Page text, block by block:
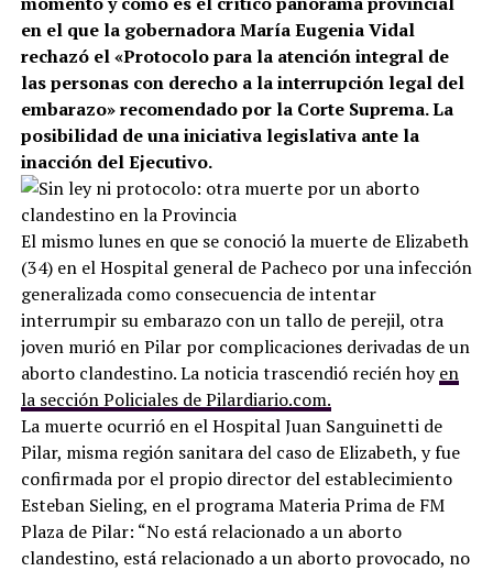
en el que la gobernadora María Eugenia Vidal
rechazó el «Protocolo para la atención integral de
las personas con derecho a la interrupción legal del
embarazo» recomendado por la Corte Suprema.La
posibilidad de una iniciativa legislativa ante la
inacción del Ejecutivo.
El mismo lunes en que se conoció la muerte de Elizabeth
(34) en el Hospital general de Pacheco por una infección
generalizada como consecuencia de intentar
interrumpir su embarazo con un tallo de perejil, otra
joven murió en Pilar por complicaciones derivadas de un
aborto clandestino. La noticia trascendió recién hoyen
la sección Policiales de Pilardiario.com.
La muerte ocurrió en el Hospital Juan Sanguinetti de
Pilar, misma región sanitara del caso de Elizabeth, y fue
confirmada por el propio director del establecimiento
Esteban Sieling, en el programa Materia Prima de FM
Plaza de Pilar: “No está relacionado a un aborto
clandestino, está relacionado a un aborto provocado, no